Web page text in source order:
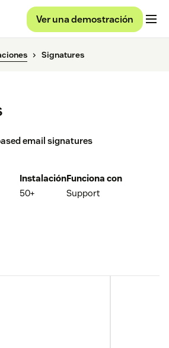
Ver una demostración
Signatures
email signatures
Instalación
50+
Funciona con
Support